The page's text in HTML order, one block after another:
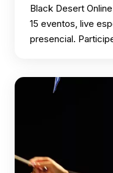
Black Desert
15 eventos, live
presencial.